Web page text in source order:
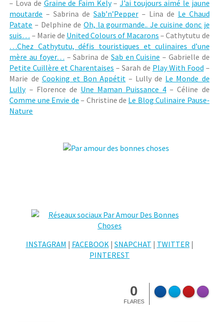
– Lova de Graine de Faim Kely– J’ai toujours aimé le jaune
moutarde – Sabrina deSab’n’Pepper – Lina de Le Chaud
Patate – Delphine de Oh, la gourmande.. Je cuisine donc je
suis… – Marie de United Colours of Macarons – Cathytutu de
…Chez Cathytutu, défis touristiques et culinaires d’une
mère au foyer… – Sabrina de Sab en Cuisine – Gabrielle de
Petite Cuillère et Charentaises – Sarah de Play With Food –
Marie de Cooking et Bon Appétit– Lully de Le Monde de
Lully– Florence de Une Maman Puissance 4 – Céline de
Comme une Envie de – Christine de Le Blog Culinaire Pause-
Nature
INSTAGRAM | FACEBOOK| SNAPCHAT | TWITTER|
PINTEREST
0
FLARES